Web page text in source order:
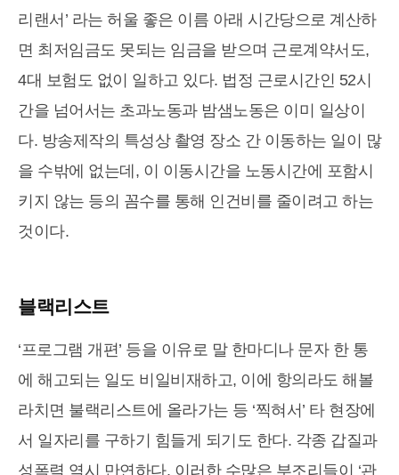
리랜서’ 라는 허울 좋은 이름 아래 시간당으로 계산하
면 최저임금도 못되는 임금을 받으며 근로계약서도,
4대 보험도 없이 일하고 있다. 법정 근로시간인 52시
간을 넘어서는 초과노동과 밤샘노동은 이미 일상이
다. 방송제작의 특성상 촬영 장소 간 이동하는 일이 많
을 수밖에 없는데, 이 이동시간을 노동시간에 포함시
키지 않는 등의 꼼수를 통해 인건비를 줄이려고 하는
것이다.
블랙리스트
‘프로그램 개편’ 등을 이유로 말 한마디나 문자 한 통
에 해고되는 일도 비일비재하고, 이에 항의라도 해볼
라치면 불랙리스트에 올라가는 등 ‘찍혀서’ 타 현장에
서 일자리를 구하기 힘들게 되기도 한다. 각종 갑질과
성폭력 역시 만연하다. 이러한 수많은 부조리들이 ‘관